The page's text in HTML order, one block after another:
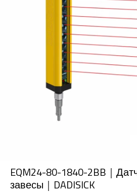
EQM24-80-1840-2BB｜
завесы｜DADISICK